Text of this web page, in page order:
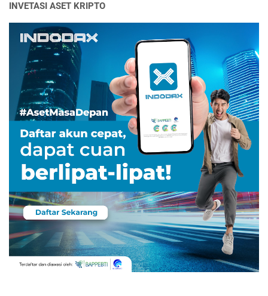
INVETASI ASET KRIPTO